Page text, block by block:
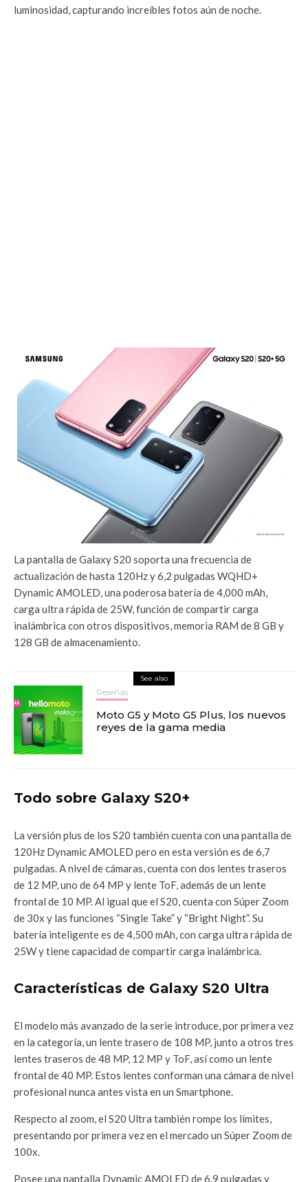
luminosidad, capturando increíbles fotos aún de noche.
La pantalla de Galaxy S20 soporta una frecuencia de
actualización de hasta 120Hz y 6,2 pulgadas WQHD+
Dynamic AMOLED, una poderosa batería de 4,000 mAh,
carga ultra rápida de 25W, función de compartir carga
inalámbrica con otros dispositivos, memoria RAM de 8 GB y
128 GB de almacenamiento.
See also
Reseñas
Moto G5 y Moto G5 Plus, los nuevos
reyes de la gama media
Todo sobre Galaxy S20+
La versión plus de los S20 también cuenta con una pantalla de
120Hz Dynamic AMOLED pero en esta versión es de 6,7
pulgadas. A nivel de cámaras, cuenta con dos lentes traseros
de 12 MP, uno de 64 MP y lente ToF, además de un lente
frontal de 10 MP. Al igual que el S20, cuenta con Súper Zoom
de 30x y las funciones “Single Take” y “Bright Night”. Su
batería inteligente es de 4,500 mAh, con carga ultra rápida de
25W y tiene capacidad de compartir carga inalámbrica.
Características de Galaxy S20 Ultra
El modelo más avanzado de la serie introduce, por primera vez
en la categoría, un lente trasero de 108 MP, junto a otros tres
lentes traseros de 48 MP, 12 MP y ToF, así como un lente
frontal de 40 MP. Estos lentes conforman una cámara de nivel
profesional nunca antes vista en un Smartphone.
Respecto al zoom, el S20 Ultra también rompe los límites,
presentando por primera vez en el mercado un Súper Zoom de
100x.
Posee una pantalla Dynamic AMOLED de 6,9 pulgadas y